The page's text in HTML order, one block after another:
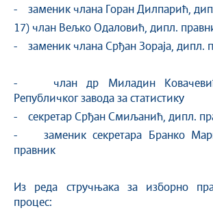
- заменик члана Горан Дилпарић,
17) члан Вељко Одаловић, дипл.
- заменик члана Срђан Зораја, дипл.
- члан др Миладин Ковачевић,
Републичког завода за статистику
- секретар Срђан Смиљанић, дипл.
- заменик секретара Бранко
правник
Из реда стручњака за изборно
процес: